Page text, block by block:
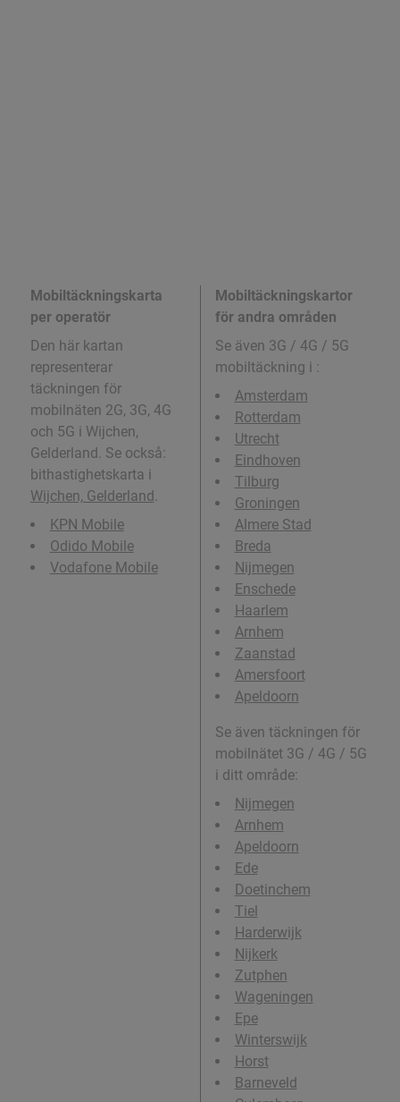
Mobiltäckningskarta
per operatör
Den här kartan
representerar
täckningen för
mobilnäten 2G, 3G, 4G
och 5G i Wijchen,
Gelderland. Se också:
bithastighetskarta i
Wijchen, Gelderland .
KPN Mobile
Odido Mobile
Vodafone Mobile
Mobiltäckningskartor
för andra områden
Se även 3G / 4G / 5G
mobiltäckning i :
Amsterdam
Rotterdam
Utrecht
Eindhoven
Tilburg
Groningen
Almere Stad
Breda
Nijmegen
Enschede
Haarlem
Arnhem
Zaanstad
Amersfoort
Apeldoorn
Se även täckningen för
mobilnätet 3G / 4G / 5G
i ditt område:
Nijmegen
Arnhem
Apeldoorn
Ede
Doetinchem
Tiel
Harderwijk
Nijkerk
Zutphen
Wageningen
Epe
Winterswijk
Horst
Barneveld